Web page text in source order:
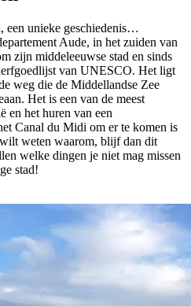
een unieke geschiedenis…
Aude, in het zuiden van
zijn middeleeuwse stad en sinds
van UNESCO. Het ligt
weg die de Middellandse Zee
Het is een van de meest
en het huren van een
Canal du Midi om er te komen is
weten waarom, blijf dan dit
welke dingen je niet mag missen
stad!